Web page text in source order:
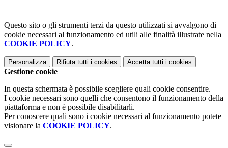
Questo sito o gli strumenti terzi da questo utilizzati si avvalgono di
cookie necessari al funzionamento ed utili alle finalità illustrate nella
COOKIE POLICY.
Personalizza Rifiuta tutti i cookies Accetta tutti i cookies
Gestione cookie
In questa schermata è possibile scegliere quali cookie consentire.
I cookie necessari sono quelli che consentono il funzionamento della
piattaforma e non è possibile disabilitarli.
Per conoscere quali sono i cookie necessari al funzionamento potete
visionare la COOKIE POLICY.